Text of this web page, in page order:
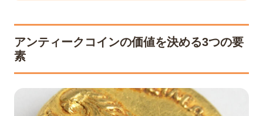
アンティークコインの価値を決める3つの要
素